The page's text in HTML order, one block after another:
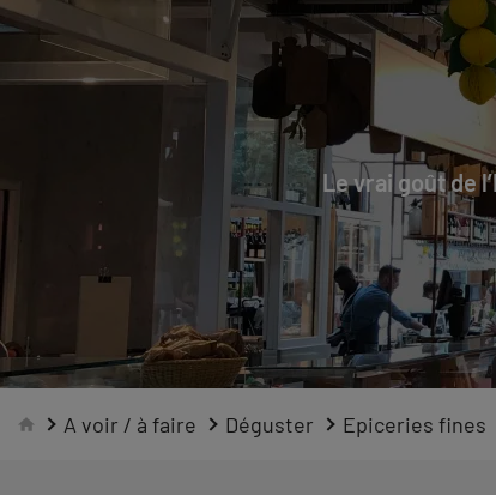
Le vrai goût de
A voir / à faire Déguster Epiceries fines